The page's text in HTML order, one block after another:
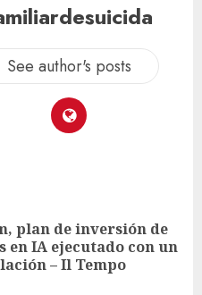
See author's posts
plan de inversión de
en IA ejecutado con un
– Il Tempo